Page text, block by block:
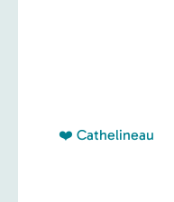
❤️ Cathelineau